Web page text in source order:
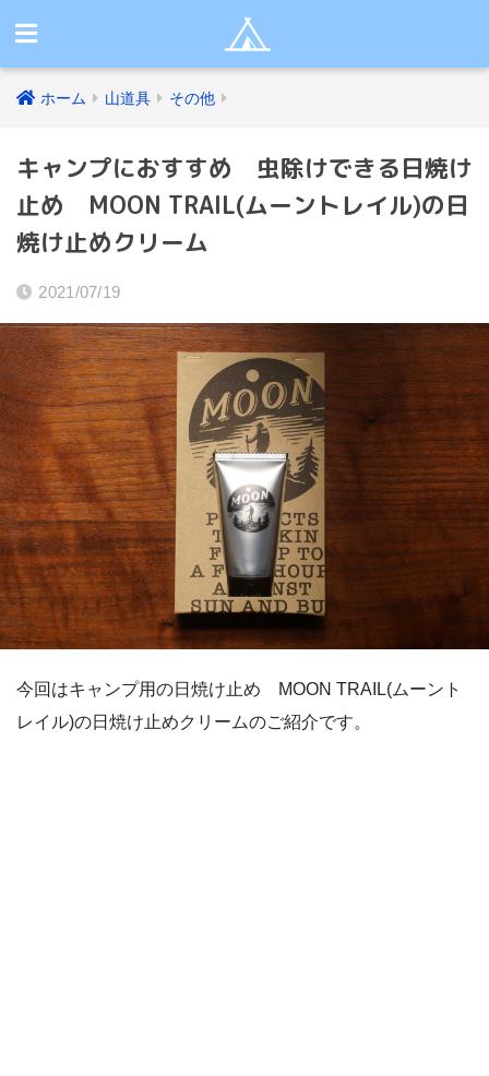
ホーム 山道具 その他
キャンプにおすすめ 虫除けできる日焼け
止め MOON TRAIL(ムーントレイル)の日
焼け止めクリーム
2021/07/19
今回はキャンプ用の日焼け止め MOON TRAIL(ムーント
レイル)の日焼け止めクリームのご紹介です。